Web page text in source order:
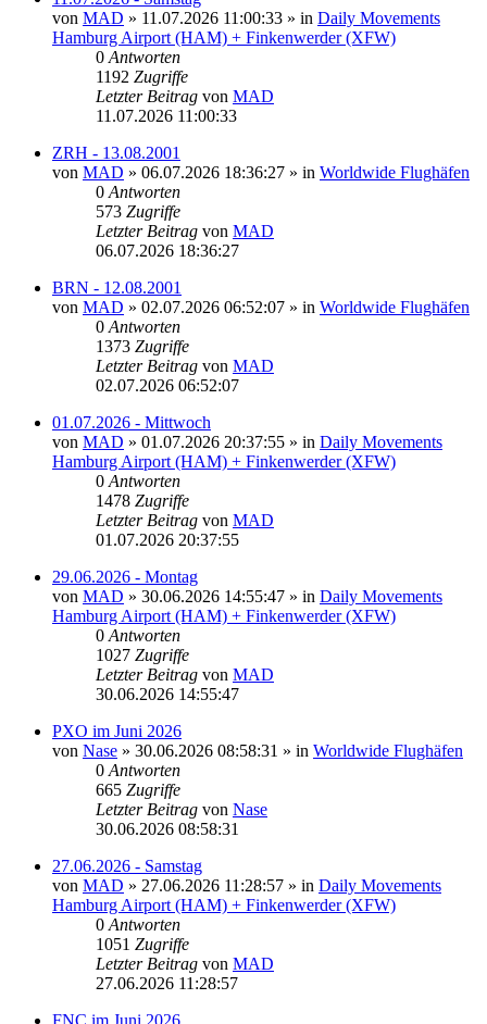
von MAD » 11.07.2026 11:00:33 » in Daily Movements
Hamburg Airport (HAM) + Finkenwerder (XFW)
0 Antworten
1192 Zugriffe
Letzter Beitrag von MAD
11.07.2026 11:00:33
ZRH - 13.08.2001
von MAD » 06.07.2026 18:36:27 » in Worldwide Flughäfen
0 Antworten
573 Zugriffe
Letzter Beitrag von MAD
06.07.2026 18:36:27
BRN - 12.08.2001
von MAD » 02.07.2026 06:52:07 » in Worldwide Flughäfen
0 Antworten
1373 Zugriffe
Letzter Beitrag von MAD
02.07.2026 06:52:07
01.07.2026 - Mittwoch
von MAD » 01.07.2026 20:37:55 » in Daily Movements
Hamburg Airport (HAM) + Finkenwerder (XFW)
0 Antworten
1478 Zugriffe
Letzter Beitrag von MAD
01.07.2026 20:37:55
29.06.2026 - Montag
von MAD » 30.06.2026 14:55:47 » in Daily Movements
Hamburg Airport (HAM) + Finkenwerder (XFW)
0 Antworten
1027 Zugriffe
Letzter Beitrag von MAD
30.06.2026 14:55:47
PXO im Juni 2026
von Nase » 30.06.2026 08:58:31 » in Worldwide Flughäfen
0 Antworten
665 Zugriffe
Letzter Beitrag von Nase
30.06.2026 08:58:31
27.06.2026 - Samstag
von MAD » 27.06.2026 11:28:57 » in Daily Movements
Hamburg Airport (HAM) + Finkenwerder (XFW)
0 Antworten
1051 Zugriffe
Letzter Beitrag von MAD
27.06.2026 11:28:57
FNC im Juni 2026